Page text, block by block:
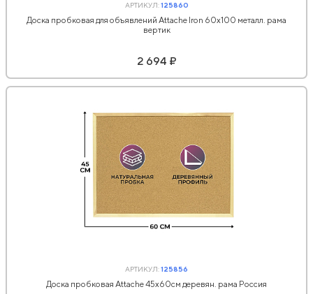
АРТИКУЛ:125860
Доска пробковая для объявлений Attache Iron 60x100 металл. рама
вертик
2 694 ₽
АРТИКУЛ:125856
Доска пробковая Attache 45х60см деревян. рама Россия